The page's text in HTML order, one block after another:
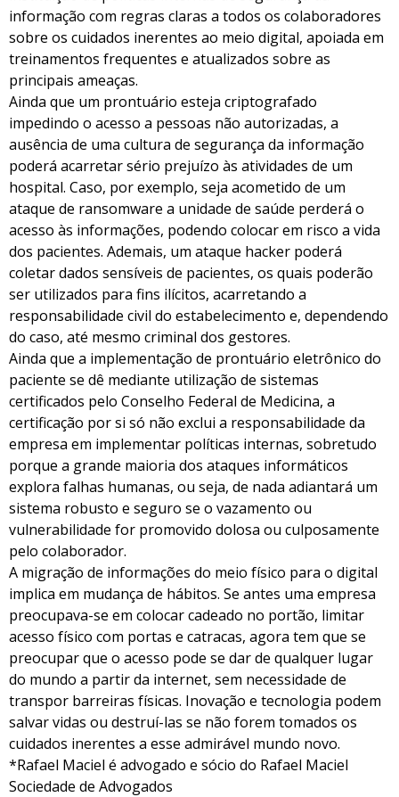
informação com regras claras a todos os colaboradores
sobre os cuidados inerentes ao meio digital, apoiada em
treinamentos frequentes e atualizados sobre as
principais ameaças.
Ainda que um prontuário esteja criptografado
impedindo o acesso a pessoas não autorizadas, a
ausência de uma cultura de segurança da informação
poderá acarretar sério prejuízo às atividades de um
hospital. Caso, por exemplo, seja acometido de um
ataque de ransomware a unidade de saúde perderá o
acesso às informações, podendo colocar em risco a vida
dos pacientes. Ademais, um ataque hacker poderá
coletar dados sensíveis de pacientes, os quais poderão
ser utilizados para fins ilícitos, acarretando a
responsabilidade civil do estabelecimento e, dependendo
do caso, até mesmo criminal dos gestores.
Ainda que a implementação de prontuário eletrônico do
paciente se dê mediante utilização de sistemas
certificados pelo Conselho Federal de Medicina, a
certificação por si só não exclui a responsabilidade da
empresa em implementar políticas internas, sobretudo
porque a grande maioria dos ataques informáticos
explora falhas humanas, ou seja, de nada adiantará um
sistema robusto e seguro se o vazamento ou
vulnerabilidade for promovido dolosa ou culposamente
pelo colaborador.
A migração de informações do meio físico para o digital
implica em mudança de hábitos. Se antes uma empresa
preocupava-se em colocar cadeado no portão, limitar
acesso físico com portas e catracas, agora tem que se
preocupar que o acesso pode se dar de qualquer lugar
do mundo a partir da internet, sem necessidade de
transpor barreiras físicas. Inovação e tecnologia podem
salvar vidas ou destruí-las se não forem tomados os
cuidados inerentes a esse admirável mundo novo.
*Rafael Maciel é advogado e sócio do Rafael Maciel
Sociedade de Advogados